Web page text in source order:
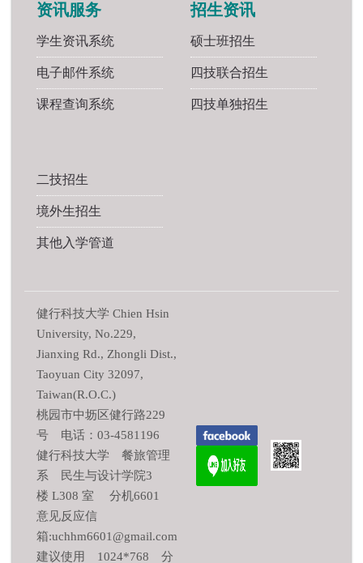
资讯服务
学生资讯系统
电子邮件系统
课程查询系统
招生资讯
硕士班招生
四技联合招生
四技单独招生
二技招生
境外生招生
其他入学管道
健行科技大学 Chien Hsin
University, No.229,
Jianxing Rd., Zhongli Dist.,
Taoyuan City 32097,
Taiwan(R.O.C.)
桃园市中坜区健行路229
号 电话：03-4581196
健行科技大学 餐旅管理
系 民生与设计学院3
楼 L308 室 分机6601
意见反应信
箱:uchhm6601@gmail.com
建议使用 1024*768 分